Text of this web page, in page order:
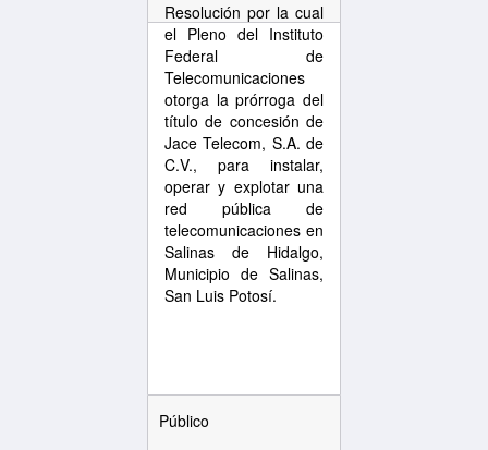
Resolución por la cual
el Pleno del Instituto
Federal de
Telecomunicaciones
otorga la prórroga del
título de concesión de
Jace Telecom, S.A. de
C.V., para instalar,
operar y explotar una
red pública de
telecomunicaciones en
Salinas de Hidalgo,
Municipio de Salinas,
San Luis Potosí.
Público